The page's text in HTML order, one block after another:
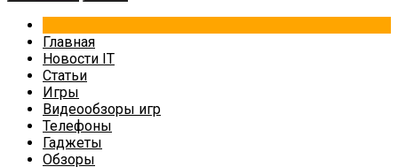
Главная
Новости IT
Статьи
Игры
Видеообзоры игр
Телефоны
Гаджеты
Обзоры